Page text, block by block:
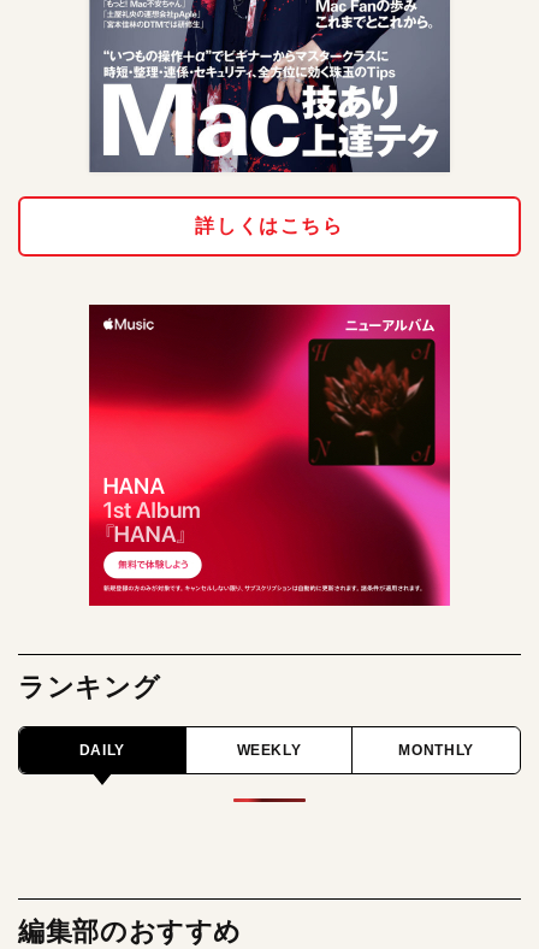
詳しくはこちら
ランキング
DAILY WEEKLY MONTHLY
編集部のおすすめ